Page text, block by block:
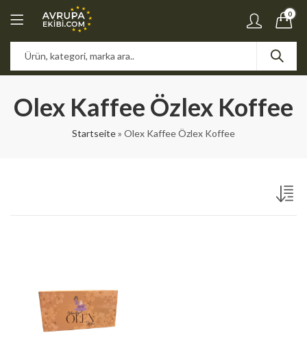
0
Olex Kaffee Özlex Koffee
Startseite» Olex Kaffee Özlex Koffee